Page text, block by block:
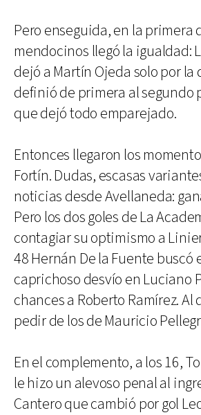
Pero enseguida, en la primera
mendocinos llegó la igualdad:
dejó a Martín Ojeda solo por la
definió de primera al segundo
que dejó todo emparejado.
Entonces llegaron los
Fortín. Dudas, escasas
noticias desde Avellaneda:
Pero los dos goles de La
contagiar su optimismo a
48 Hernán De la Fuente buscó
caprichoso desvío en Luciano
chances a Roberto Ramírez. Al
pedir de los de Mauricio
En el complemento, a los 16,
le hizo un alevoso penal al
Cantero que cambió por gol